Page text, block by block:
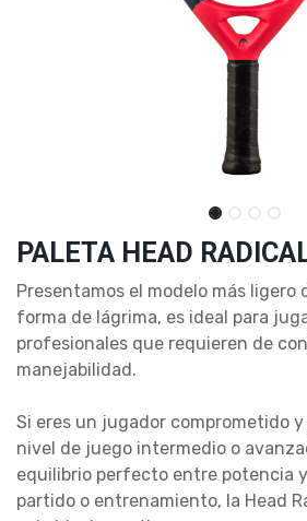
PALETA HEAD
Presentamos el modelo más ligero
forma de lágrima, es ideal para
profesionales que requieren de
manejabilidad.
Si eres un jugador comprometido
nivel de juego intermedio o
equilibrio perfecto entre potencia
partido o entrenamiento, la Head